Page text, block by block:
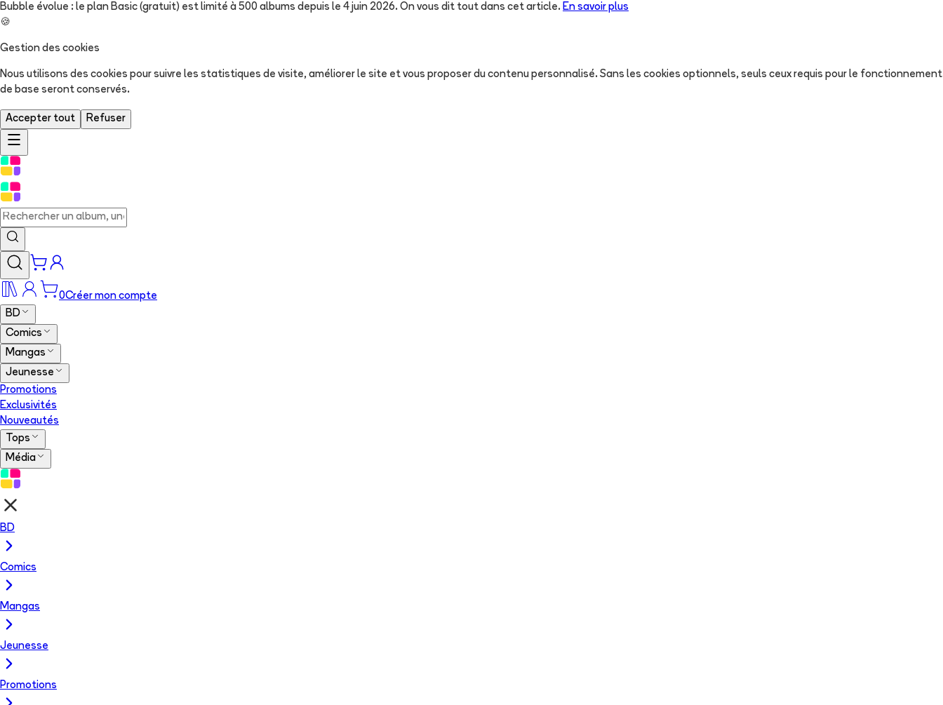
Bubble évolue : le plan Basic (gratuit) est limité à 500 albums depuis le 4 juin 2026. On vous dit tout dans cet article. En savoir plus
🍪
Gestion des cookies
Nous utilisons des cookies pour suivre les statistiques de visite, améliorer le site et vous proposer du contenu personnalisé. Sans les cookies optionnels, seuls ceux requis pour le fonctionnement
de base seront conservés.
Accepter tout Refuser
0Créer mon compte
BD
Comics
Mangas
Jeunesse
Promotions
Exclusivités
Nouveautés
Tops
Média
BD
Comics
Mangas
Jeunesse
Promotions